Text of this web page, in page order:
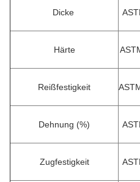
Dicke
Härte
Reißfestigkeit
Dehnung (%)
Zugfestigkeit